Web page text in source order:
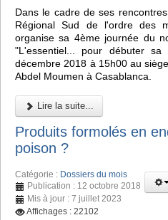
Dans le cadre de ses
Régional Sud de l'ordre des
organise sa 4ème journée du
"L'essentiel... pour débuter
décembre 2018 à 15h00 au
Abdel Moumen à Casablanca.
Lire la suite...
Produits formolés en
poison ?
Catégorie : Dossiers du mois
Publication : 12 octobre 2018
Mis à jour : 7 juillet 2023
Affichages : 22102